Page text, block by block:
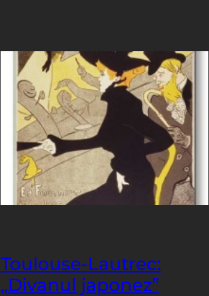
Toulouse-Lautrec:
„Divanul japonez”